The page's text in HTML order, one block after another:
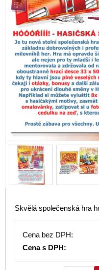
Skvělá společenská hra
Cena bez DPH:
Cena s DPH: